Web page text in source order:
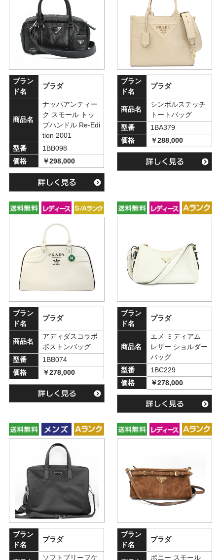
ブラン
ド名
プラダ
商品名
ナッパアンティー
ク スモール トッ
プハンドル Re-Edi
tion 2001
型番
1BB098
価格
￥298,000
ブラン
ド名
プラダ
商品名
シンボルステッチ
トートバッグ
型番
1BA379
価格
￥288,000
ブラン
ド名
プラダ
商品名
アディダスコラボ
ボストンバッグ
型番
1BB074
価格
￥278,000
ブラン
ド名
プラダ
商品名
エメ ミディアム
レザー ショルダー
バッグ
型番
1BC229
価格
￥278,000
ブラン
ド名
プラダ
ソフトブリーフケ
ブラン
ド名
プラダ
ボニー スモール